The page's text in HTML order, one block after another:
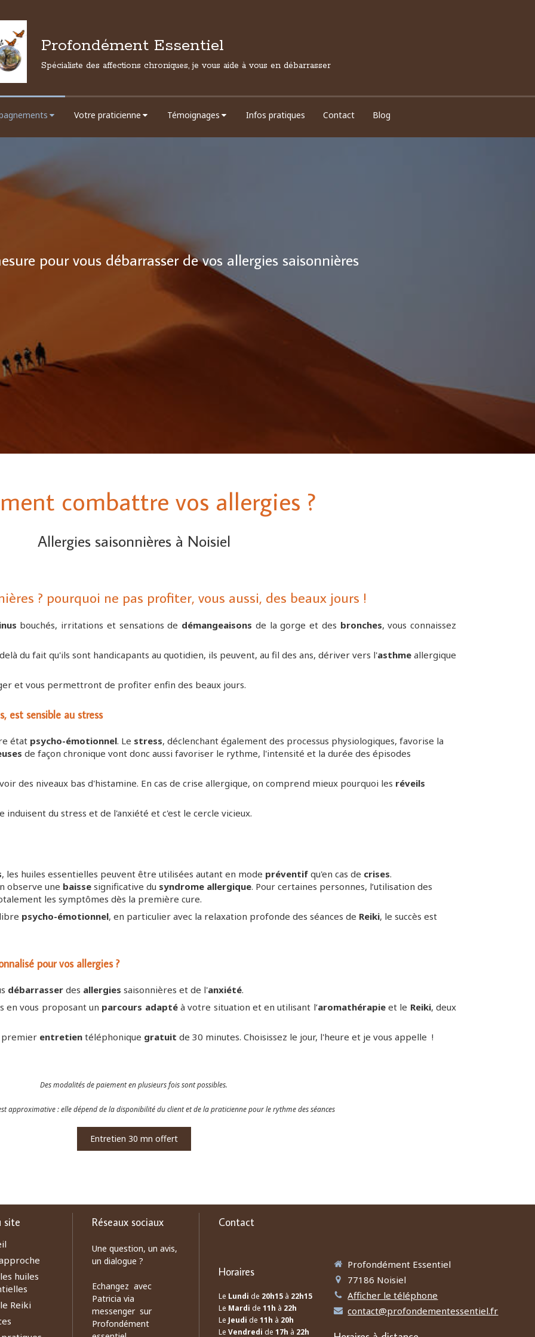
Profondément Essentiel
Spécialiste des affections chroniques, je vous aide à vous en débarrasser
Votre praticienne Témoignages Infos pratiques Contact Blog
pour vous débarrasser de vos allergies saisonnières
combattre vos allergies ?
Allergies saisonnières à Noisiel
? pourquoi ne pas profiter, vous aussi, des beaux jours !
bouchés, irritations et sensations de démangeaisons de la gorge et des bronches, vous connaissez
du fait qu'ils sont handicapants au quotidien, ils peuvent, au fil des ans, dériver vers l'asthme allergique
et vous permettront de profiter enfin des beaux jours.
est sensible au stress
état psycho-émotionnel. Le stress, déclenchant également des processus physiologiques, favorise la
de façon chronique vont donc aussi favoriser le rythme, l'intensité et la durée des épisodes
des niveaux bas d'histamine. En cas de crise allergique, on comprend mieux pourquoi les réveils
induisent du stress et de l'anxiété et c'est le cercle vicieux.
, les huiles essentielles peuvent être utilisées autant en mode préventif qu'en cas de crises.
observe une baisse significative du syndrome allergique. Pour certaines personnes, l’utilisation des
les symptômes dès la première cure.
psycho-émotionnel, en particulier avec la relaxation profonde des séances de Reiki, le succès est
pour vos allergies ?
débarrasser des allergies saisonnières et de l'anxiété.
en vous proposant un parcours adaptéà votre situation et en utilisant l’aromathérapieet le Reiki, deux
premier entretien téléphonique gratuit de 30 minutes. Choisissez le jour, l'heure et je vous appelle !
Des modalités de paiement en plusieurs fois sont possibles.
approximative : elle dépend de la disponibilité du client et de la praticienne pour le rythme des séances
Entretien 30 mn offert
site
huiles
Reiki
Réseaux sociaux
Une question, un avis,
un dialogue ?
Echangez avec
Patricia via
messenger sur
Profondément
Contact
Horaires
Le Lundi de 20h15 à 22h15
Le Mardi de11h à 22h
Le Jeudi de11h à 20h
LeVendredi de17h à 22h
Profondément Essentiel
77186 Noisiel
Afficher le téléphone
contact@profondementessentiel.fr